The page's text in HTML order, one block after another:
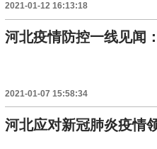
2021-01-12 16:13:18
河北疫情防控一线见闻
2021-01-07 15:58:34
河北应对新冠肺炎疫情